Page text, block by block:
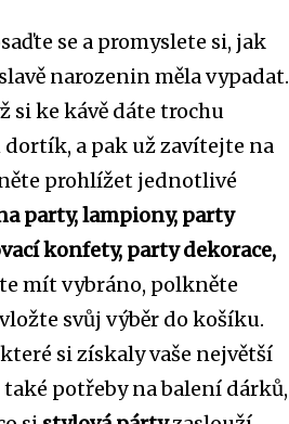
se a promyslete si, jak
narozenin měla vypadat.
si ke kávě dáte trochu
a pak už zavítejte na
prohlížet jednotlivé
party, lampiony, party
konfety, party dekorace,
mít vybráno, polkněte
svůj výběr do košíku.
si získaly vaše největší
potřeby na balení dárků,